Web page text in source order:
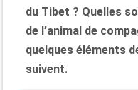
du Tibet ? Quelles
de l’animal de
quelques éléments
suivent.